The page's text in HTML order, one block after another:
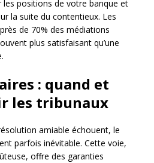
positions de votre banque et
la suite du contentieux. Les
de 70% des médiations
plus satisfaisant qu’une
: quand et
les tribunaux
amiable échouent, le
parfois inévitable. Cette voie,
offre des garanties